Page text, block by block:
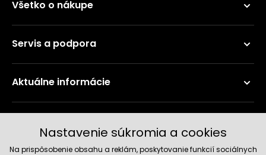
Všetko o nákupe
Servis a podpora
Aktuálne informácie
Nastavenie súkromia a cookies
Na prispôsobenie obsahu a reklám, poskytovanie funkcií sociálnych